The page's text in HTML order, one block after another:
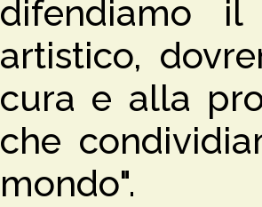
difendiamo il
artistico,
cura e alla
che
mondo".